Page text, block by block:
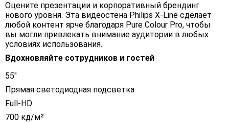
Оцените презентации и корпоративный брендинг
нового уровня. Эта видеостена Philips X-Line сделает
любой контент ярче благодаря Pure Colour Pro, чтобы
вы могли привлекать внимание аудитории в любых
условиях использования.
Вдохновляйте сотрудников и гостей
55"
Прямая светодиодная подсветка
Full-HD
700 кд/м²